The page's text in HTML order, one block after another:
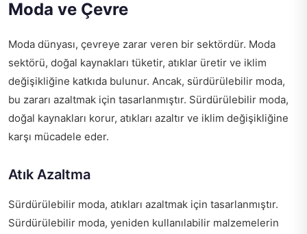
Moda ve Çevre
Moda dünyası, çevreye zarar veren bir sektördür. Moda
sektörü, doğal kaynakları tüketir, atıklar üretir ve iklim
değişikliğine katkıda bulunur. Ancak, sürdürülebilir moda,
bu zararı azaltmak için tasarlanmıştır. Sürdürülebilir moda,
doğal kaynakları korur, atıkları azaltır ve iklim değişikliğine
karşı mücadele eder.
Atık Azaltma
Sürdürülebilir moda, atıkları azaltmak için tasarlanmıştır.
Sürdürülebilir moda, yeniden kullanılabilir malzemelerin